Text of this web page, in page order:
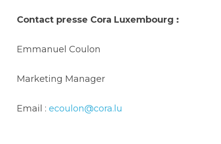
Contact presse Cora Luxembourg :
Emmanuel Coulon
Marketing Manager
Email : ecoulon@cora.lu